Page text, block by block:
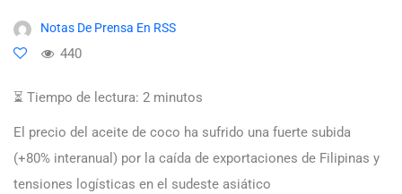
Notas De Prensa En RSS
440
⏳ Tiempo de lectura: 2 minutos
El precio del aceite de coco ha sufrido una fuerte subida
(+80% interanual) por la caída de exportaciones de Filipinas y
tensiones logísticas en el sudeste asiático